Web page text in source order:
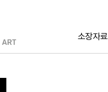
소장자료